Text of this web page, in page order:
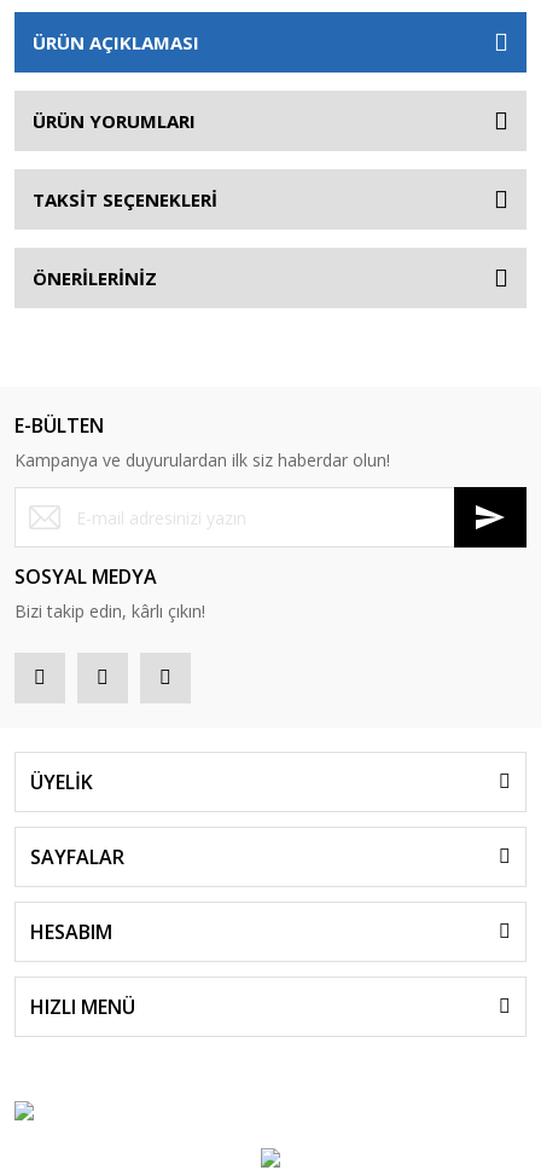
ÜRÜN AÇIKLAMASI
ÜRÜN YORUMLARI
TAKSİT SEÇENEKLERİ
ÖNERİLERİNİZ
E-BÜLTEN
Kampanya ve duyurulardan ilk siz haberdar olun!
SOSYAL MEDYA
Bizi takip edin, kârlı çıkın!
ÜYELİK
SAYFALAR
HESABIM
HIZLI MENÜ